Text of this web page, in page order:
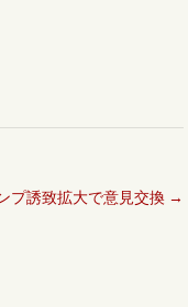
プ誘致拡大で意見交換 →